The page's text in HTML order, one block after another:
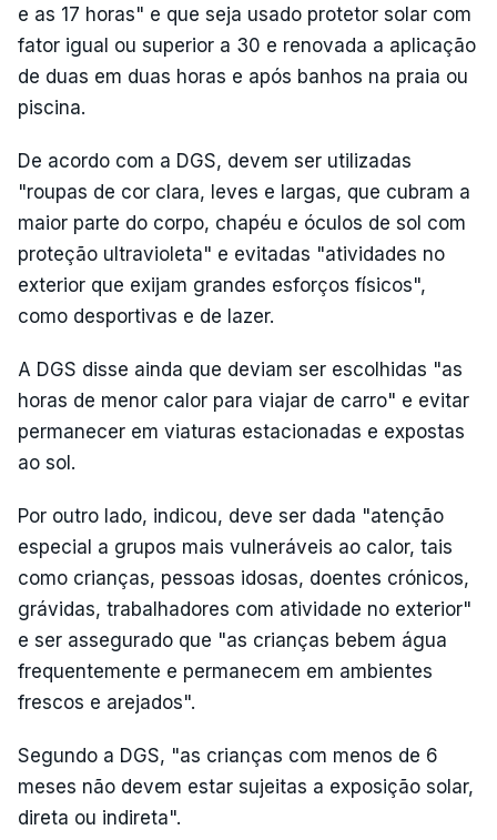
e as 17 horas" e que seja usado protetor solar com
fator igual ou superior a 30 e renovada a aplicação
de duas em duas horas e após banhos na praia ou
piscina.
De acordo com a DGS, devem ser utilizadas
"roupas de cor clara, leves e largas, que cubram a
maior parte do corpo, chapéu e óculos de sol com
proteção ultravioleta" e evitadas "atividades no
exterior que exijam grandes esforços físicos",
como desportivas e de lazer.
A DGS disse ainda que deviam ser escolhidas "as
horas de menor calor para viajar de carro" e evitar
permanecer em viaturas estacionadas e expostas
ao sol.
Por outro lado, indicou, deve ser dada "atenção
especial a grupos mais vulneráveis ao calor, tais
como crianças, pessoas idosas, doentes crónicos,
grávidas, trabalhadores com atividade no exterior"
e ser assegurado que "as crianças bebem água
frequentemente e permanecem em ambientes
frescos e arejados".
Segundo a DGS, "as crianças com menos de 6
meses não devem estar sujeitas a exposição solar,
direta ou indireta".